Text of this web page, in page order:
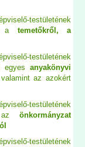
testületének
a temetőkről, a
testületének
egyes anyakönyvi
az azokért
testületének
az önkormányzat
testületének